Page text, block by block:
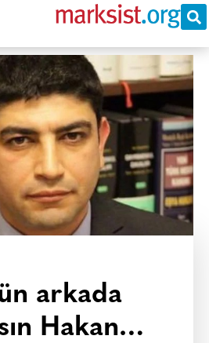
arkada
Hakan…